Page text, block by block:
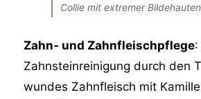
Collie mit extremer
Zahn- und Zahnfleischpflege
Zahnsteinreinigung durch den
wundes Zahnfleisch mit